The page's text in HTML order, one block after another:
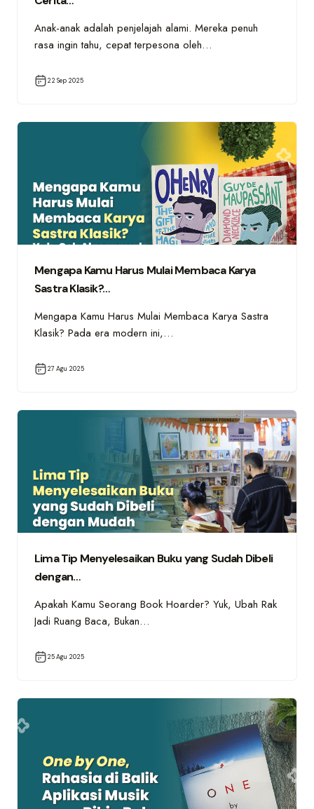
Anak-anak adalah penjelajah alami. Mereka penuh
rasa ingin tahu, cepat terpesona oleh…
22 Sep 2025
Mengapa Kamu Harus Mulai Membaca Karya
Sastra Klasik?…
Mengapa Kamu Harus Mulai Membaca Karya Sastra
Klasik? Pada era modern ini,…
27 Agu 2025
Lima Tip Menyelesaikan Buku yang Sudah Dibeli
dengan…
Apakah Kamu Seorang Book Hoarder? Yuk, Ubah Rak
Jadi Ruang Baca, Bukan…
25 Agu 2025